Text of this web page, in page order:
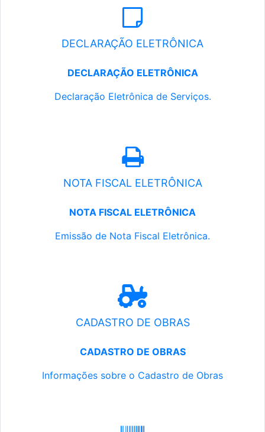
DECLARAÇÃO ELETRÔNICA
DECLARAÇÃO ELETRÔNICA
Declaração Eletrônica de Serviços.
NOTA FISCAL ELETRÔNICA
NOTA FISCAL ELETRÔNICA
Emissão de Nota Fiscal Eletrônica.
CADASTRO DE OBRAS
CADASTRO DE OBRAS
Informações sobre o Cadastro de Obras